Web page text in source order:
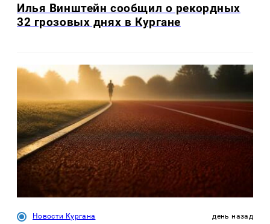
Илья Винштейн сообщил о рекордных
32 грозовых днях в Кургане
Новости Кургана день назад